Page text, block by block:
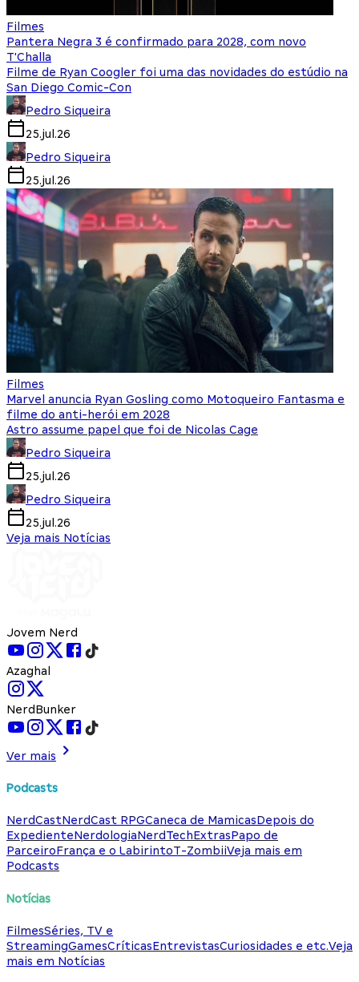
Filmes
Pantera Negra 3 é confirmado para 2028, com novo
T'Challa
Filme de Ryan Coogler foi uma das novidades do estúdio na
San Diego Comic-Con
Pedro Siqueira
25.jul.26
Pedro Siqueira
25.jul.26
Filmes
Marvel anuncia Ryan Gosling como Motoqueiro Fantasma e
filme do anti-herói em 2028
Astro assume papel que foi de Nicolas Cage
Pedro Siqueira
25.jul.26
Pedro Siqueira
25.jul.26
Veja mais Notícias
Jovem Nerd
Azaghal
NerdBunker
Ver mais
Podcasts
NerdCastNerdCast RPGCaneca de MamicasDepois do
ExpedienteNerdologiaNerdTechExtrasPapo de
ParceiroFrança e o LabirintoT-ZombiiVeja mais em
Podcasts
Notícias
FilmesSéries, TV e
StreamingGamesCríticasEntrevistasCuriosidades e etc.Veja
mais em Notícias